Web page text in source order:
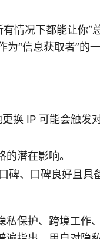
情况下都能让你“
为“信息获取者”的
换 IP 可能会触发
潜在影响。
碑、口碑良好且具
私保护、跨境工作